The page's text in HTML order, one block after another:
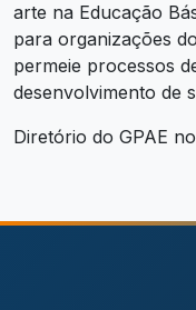
arte na Educação
para organizações
permeie processos
desenvolvimento de
Diretório do GPAE